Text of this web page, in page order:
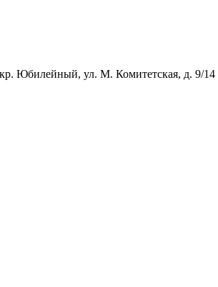
Юбилейный, ул. М. Комитетская, д. 9/14